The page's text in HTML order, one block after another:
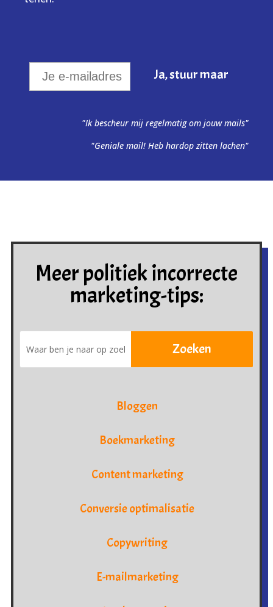
"Ik bescheur mij regelmatig om jouw mails"
"Geniale mail! Heb hardop zitten lachen"
Meer politiek incorrecte
marketing-tips:
Bloggen
Boekmarketing
Content marketing
Conversie optimalisatie
Copywriting
E-mailmarketing